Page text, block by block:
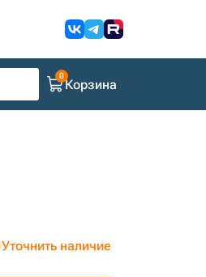
Корзина
Уточнить наличие